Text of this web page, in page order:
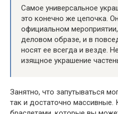
Самое универсальное
это конечно же цепочка.
официальном
деловом образе, и в
носят ее всегда и везде.
изящное украшение
Занятно, что запутываться
так и достаточно массивные.